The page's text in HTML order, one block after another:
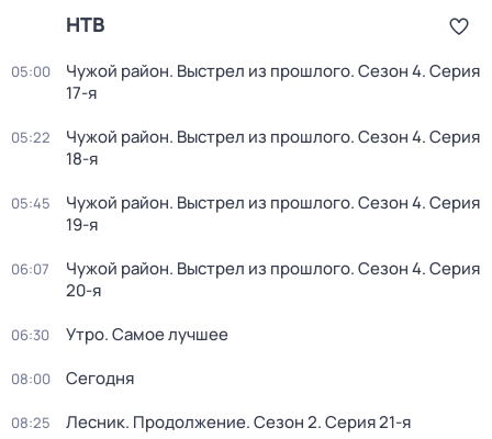
НТВ
05:00 Чужой район. Выстрел из прошлого. Сезон 4. Серия
17-я
05:22 Чужой район. Выстрел из прошлого. Сезон 4. Серия
18-я
05:45 Чужой район. Выстрел из прошлого. Сезон 4. Серия
19-я
06:07 Чужой район. Выстрел из прошлого. Сезон 4. Серия
20-я
06:30 Утро. Самое лучшее
08:00 Сегодня
08:25 Лесник. Продолжение. Сезон 2. Серия 21-я